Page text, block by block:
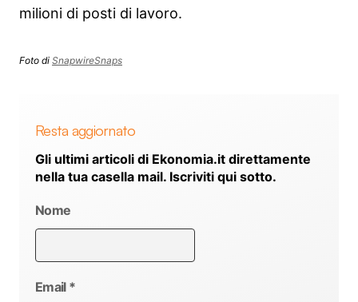
milioni di posti di lavoro.
Foto di SnapwireSnaps
Resta aggiornato
Gli ultimi articoli di Ekonomia.it direttamente
nella tua casella mail. Iscriviti qui sotto.
Nome
Email *